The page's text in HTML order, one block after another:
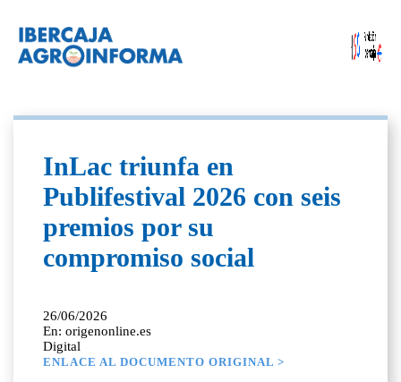
InLac triunfa en
Publifestival 2026 con seis
premios por su
compromiso social
26/06/2026
En: origenonline.es
Digital
ENLACE AL DOCUMENTO ORIGINAL >